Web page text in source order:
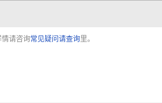
请咨询常见疑问请查询里。